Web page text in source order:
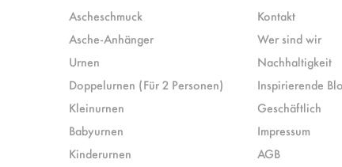
Ascheschmuck
Asche-Anhänger
Urnen
Doppelurnen (Für 2 Personen)
Kleinurnen
Babyurnen
Kinderurnen
Kontakt
Wer sind wir
Nachhaltigkeit
Inspirierende
Geschäftlich
Impressum
AGB